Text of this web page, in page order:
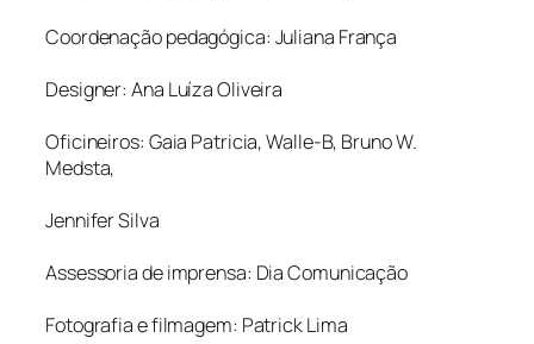
Coordenação pedagógica: Juliana França
Designer: Ana Luíza Oliveira
Oficineiros: Gaia Patricia, Walle-B, Bruno W.
Medsta,
Jennifer Silva
Assessoria de imprensa: Dia Comunicação
Fotografia e filmagem: Patrick Lima